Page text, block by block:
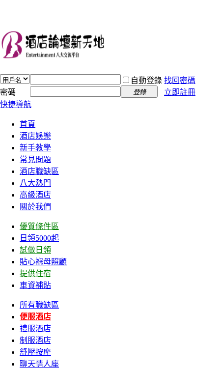
自動登錄 找回密碼
密碼
登錄
立即註冊
快捷導航
首頁
酒店娛樂
新手教學
常見問題
酒店職缺區
八大熱門
高級酒店
關於我們
優質條件區
日領5000起
試做日領
貼心褓母照顧
提供住宿
車資補貼
所有職缺區
便服酒店
禮服酒店
制服酒店
舒壓按摩
聊天情人座